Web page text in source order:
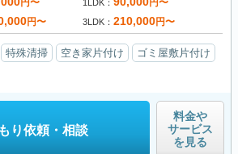
円〜 1LDK 円〜
円〜 3LDK 210,000円〜
特殊清掃 空き家片付け
ゴミ屋敷片付け
り依頼・相談
料金や
サービス
を見る